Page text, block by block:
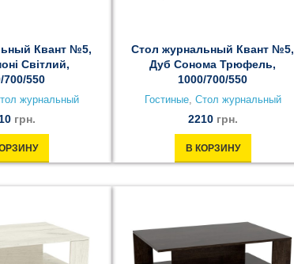
Квант №5,
Світлий,
700/550
журнальный
грн.
Стол журнальный Квант №5,
Дуб Сонома Трюфель,
1000/700/550
Гостиные, Стол журнальный
2210 грн.
В КОРЗИНУ